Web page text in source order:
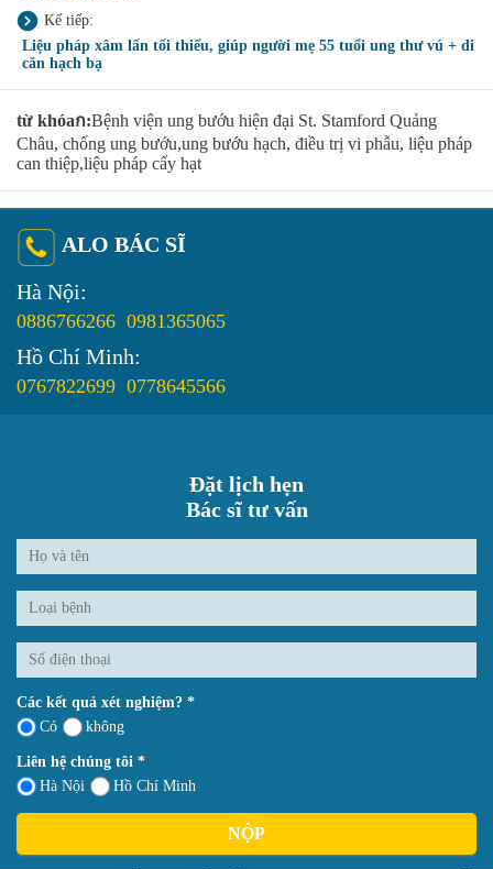
Kế tiếp:
Liệu pháp xâm lấn tối thiểu, giúp người mẹ 55 tuổi ung thư vú + di
căn hạch bạ
từ khóaก:Bệnh viện ung bướu hiện đại St. Stamford Quảng
Châu, chống ung bướu,ung bướu hạch, điều trị vi phẫu, liệu pháp
can thiệp,liệu pháp cấy hạt
ALO BÁC SĨ
Hà Nội:
0886766266 0981365065
Hồ Chí Minh:
0767822699 0778645566
Đặt lịch hẹn
Bác sĩ tư vấn
Các kết quả xét nghiệm? *
Có
không
Liên hệ chúng tôi *
Hà Nội
Hồ Chí Minh
NỘP